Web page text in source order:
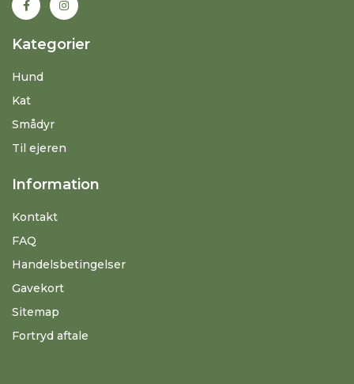
Kategorier
Hund
Kat
Smådyr
Til ejeren
Information
Kontakt
FAQ
Handelsbetingelser
Gavekort
Sitemap
Fortryd aftale